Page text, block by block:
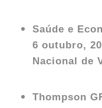
Saúde e
6 outubro,
Nacional de
Thompson